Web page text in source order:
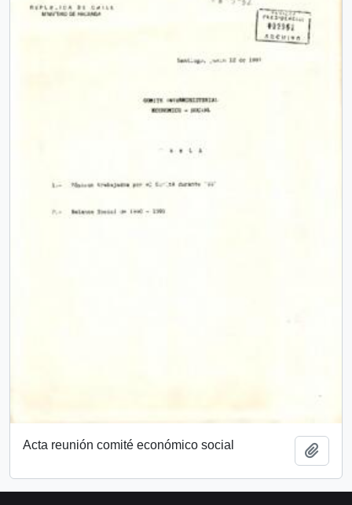
Acta reunión comité económico social